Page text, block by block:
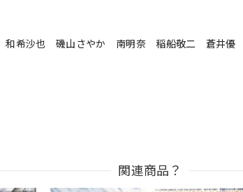
希沙也 磯山さやか 南明奈 稲船敬二 蒼井優
関連商品？